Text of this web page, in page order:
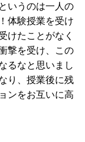
いうのは一人の
体験授業を受け
けたことがなく
撃を受け、この
るなと思いまし
り、授業後に残
ンをお互いに高